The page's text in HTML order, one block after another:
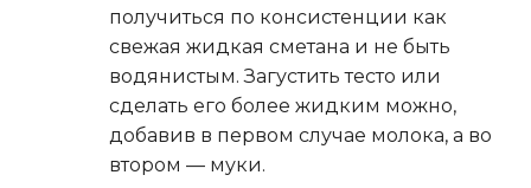
получиться по консистенции как
свежая жидкая сметана и не быть
водянистым. Загустить тесто или
сделать его более жидким можно,
добавив в первом случае молока, а во
втором — муки.